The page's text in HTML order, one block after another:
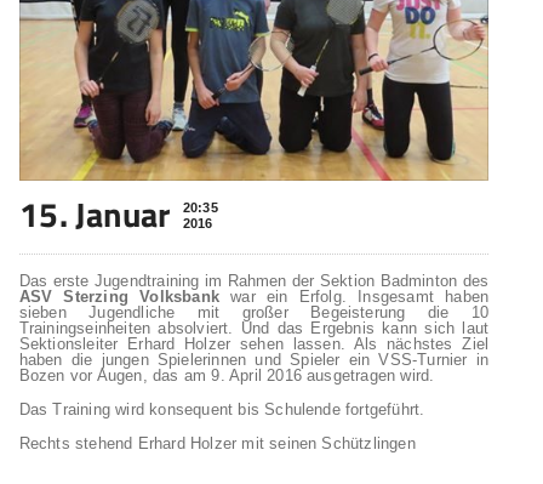
15. Januar
20:35
2016
Das erste Jugendtraining im Rahmen der Sektion Badminton des
ASV Sterzing Volksbankwar ein Erfolg. Insgesamt haben
sieben Jugendliche mit großer Begeisterung die 10
Trainingseinheiten absolviert. Und das Ergebnis kann sich laut
Sektionsleiter Erhard Holzer sehen lassen. Als nächstes Ziel
haben die jungen Spielerinnen und Spieler ein VSS-Turnier in
Bozen vor Augen, das am 9. April 2016 ausgetragen wird.
Das Training wird konsequent bis Schulende fortgeführt.
Rechts stehend Erhard Holzer mit seinen Schützlingen